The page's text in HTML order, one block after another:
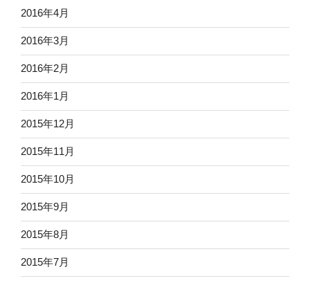
2016年4月
2016年3月
2016年2月
2016年1月
2015年12月
2015年11月
2015年10月
2015年9月
2015年8月
2015年7月